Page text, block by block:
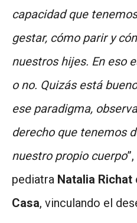
capacidad que
gestar, cómo parir y
nuestros hijes. En eso
o no. Quizás está
ese paradigma,
derecho que tenemos
nuestro propio cuerpo
pediatra Natalia Richat
Casa, vinculando el